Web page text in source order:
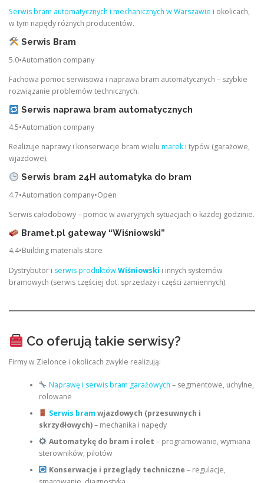
Serwis bram automatycznych i mechanicznych w Warszawie i okolicach,
w tym napędy różnych producentów.
Serwis Bram
5.0•Automation company
Fachowa pomoc serwisowa i naprawa bram automatycznych – szybkie
rozwiązanie problemów technicznych.
Serwis naprawa bram automatycznych
4.5•Automation company
Realizuje naprawy i konserwacje bram wielu marek i typów (garażowe,
wjazdowe).
Serwis bram 24H automatyka do bram
4.7•Automation company•Open
Serwis całodobowy – pomoc w awaryjnych sytuacjach o każdej godzinie.
Bramet.pl gateway “Wiśniowski”
4.4•Building materials store
Dystrybutor i serwis produktówWiśniowski i innych systemów
bramowych (serwis częściej dot. sprzedaży i części zamiennych).
Co oferują takie serwisy?
Firmy w Zielonce i okolicach zwykle realizują:
Naprawę i serwis bram garażowych – segmentowe, uchylne,
rolowane
Serwis bramwjazdowych (przesuwnych i
skrzydłowych)– mechanika i napędy
Automatykę do bram i rolet – programowanie, wymiana
sterowników, pilotów
Konserwacje i przeglądy techniczne – regulacje,